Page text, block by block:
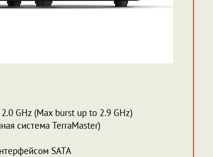
GHz (Max burst up to 2.9 GHz)
система TerraMaster)
SATA